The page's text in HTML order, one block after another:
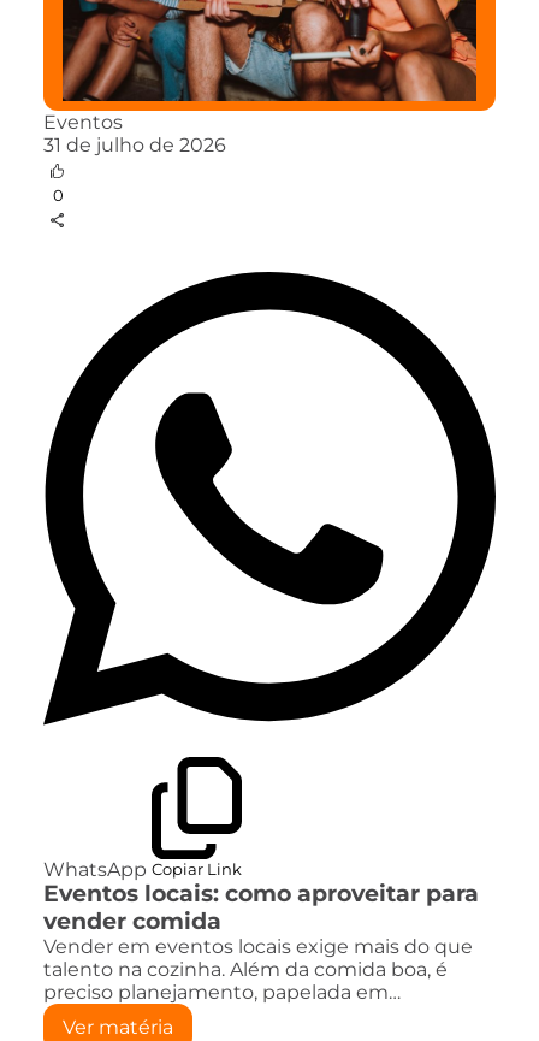
Eventos
31 de julho de 2026
0
WhatsApp Copiar Link
Eventos locais: como aproveitar para
vender comida
Vender em eventos locais exige mais do que
talento na cozinha. Além da comida boa, é
preciso planejamento, papelada em…
Ver matéria